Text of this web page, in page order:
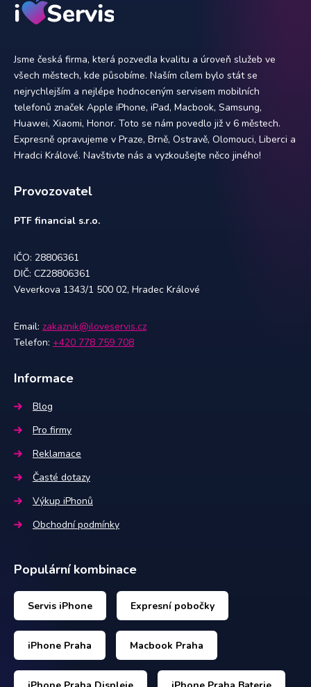
Jsme česká firma, která pozvedla kvalitu a úroveň služeb ve
všech městech, kde působíme. Naším cílem bylo stát se
nejrychlejším a nejlépe hodnoceným servisem mobilních
telefonů značek Apple iPhone, iPad, Macbook, Samsung,
Huawei, Xiaomi, Honor. Toto se nám povedlo již v 6 městech.
Expresně opravujeme v Praze, Brně, Ostravě, Olomouci, Liberci a
Hradci Králové. Navštivte nás a vyzkoušejte něco jiného!
Provozovatel
PTF financial s.r.o.
IČO: 28806361
DIČ: CZ28806361
Veverkova 1343/1 500 02, Hradec Králové
Email: zakaznik@iloveservis.cz
Telefon: +420 778 759 708
Informace
Blog
Pro firmy
Reklamace
Časté dotazy
Výkup iPhonů
Obchodní podmínky
Populární kombinace
Servis iPhone Expresní pobočky
iPhone Praha Macbook Praha